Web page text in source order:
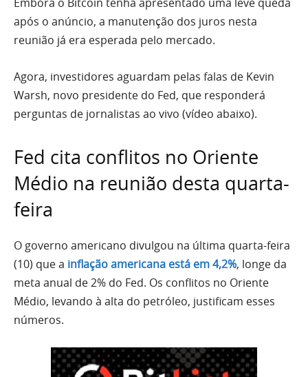
após o anúncio, a manutenção dos juros nesta
reunião já era esperada pelo mercado.
Agora, investidores aguardam pelas falas de Kevin
Warsh, novo presidente do Fed, que responderá
perguntas de jornalistas ao vivo (vídeo abaixo).
Fed cita conflitos no Oriente
Médio na reunião desta quarta-
feira
O governo americano divulgou na última quarta-feira
(10) que a inflação americana está em 4,2%, longe da
meta anual de 2% do Fed. Os conflitos no Oriente
Médio, levando à alta do petróleo, justificam esses
números.